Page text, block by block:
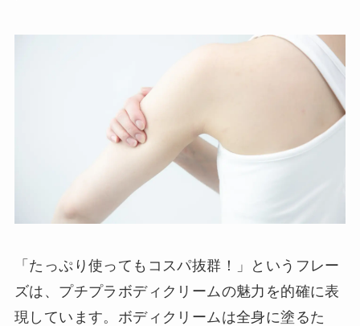
「たっぷり使ってもコスパ抜群！」というフレー
ズは、プチプラボディクリームの魅力を的確に表
現しています。ボディクリームは全身に塗るた